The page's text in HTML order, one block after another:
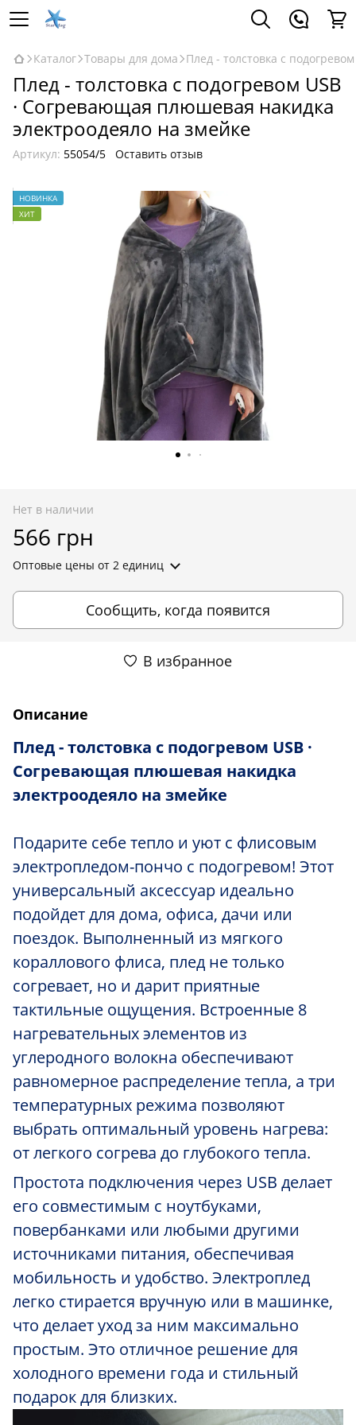
Каталог Товары для дома Плед - толстовка с
Плед - толстовка с подогревом USB
· Согревающая плюшевая накидка
электроодеяло на змейке
Артикул: 55054/5 Оставить отзыв
НОВИНКА
ХИТ
Нет в наличии
566 грн
Оптовые цены от 2 единиц
Сообщить, когда появится
В избранное
Описание
Плед - толстовка с подогревом USB ·
Согревающая плюшевая накидка
электроодеяло на змейке
Подарите себе тепло и уют с флисовым
электропледом-пончо с подогревом! Этот
универсальный аксессуар идеально
подойдет для дома, офиса, дачи или
поездок. Выполненный из мягкого
кораллового флиса, плед не только
согревает, но и дарит приятные
тактильные ощущения. Встроенные 8
нагревательных элементов из
углеродного волокна обеспечивают
равномерное распределение тепла, а три
температурных режима позволяют
выбрать оптимальный уровень нагрева:
от легкого согрева до глубокого тепла.
Простота подключения через USB делает
его совместимым с ноутбуками,
повербанками или любыми другими
источниками питания, обеспечивая
мобильность и удобство. Электроплед
легко стирается вручную или в машинке,
что делает уход за ним максимально
простым. Это отличное решение для
холодного времени года и стильный
подарок для близких.